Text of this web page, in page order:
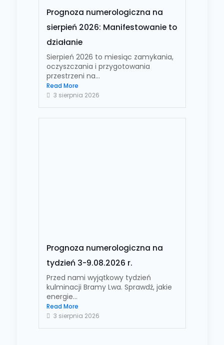
Prognoza numerologiczna na
sierpień 2026: Manifestowanie to
działanie
Sierpień 2026 to miesiąc zamykania,
oczyszczania i przygotowania
przestrzeni na...
Read More
3 sierpnia 2026
Prognoza numerologiczna na
tydzień 3-9.08.2026 r.
Przed nami wyjątkowy tydzień
kulminacji Bramy Lwa. Sprawdź, jakie
energie...
Read More
3 sierpnia 2026